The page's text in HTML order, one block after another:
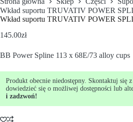
Wkład suportu TRUVATIV POWER
Wkład suportu TRUVATIV POWER
145.00zł
BB Power Spline 113 x 68E/73 alloy cups
Produkt obecnie niedostępny. Skontaktuj się
dowiedzieć się o możliwej dostępności lub
i zadzwoń!